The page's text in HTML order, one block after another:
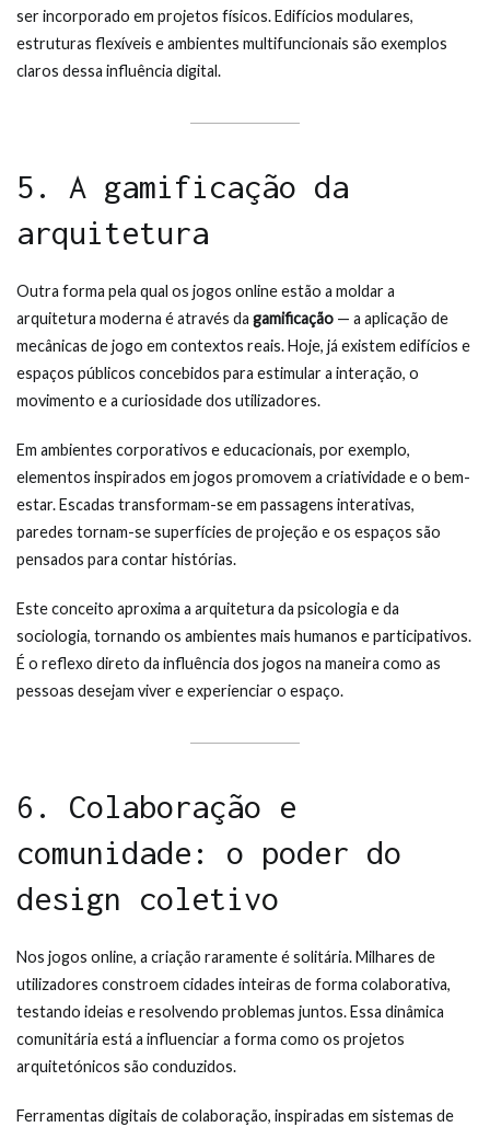
ser incorporado em projetos físicos. Edifícios modulares,
estruturas flexíveis e ambientes multifuncionais são exemplos
claros dessa influência digital.
5. A gamificação da
arquitetura
Outra forma pela qual os jogos online estão a moldar a
arquitetura moderna é através da gamificação — a aplicação de
mecânicas de jogo em contextos reais. Hoje, já existem edifícios e
espaços públicos concebidos para estimular a interação, o
movimento e a curiosidade dos utilizadores.
Em ambientes corporativos e educacionais, por exemplo,
elementos inspirados em jogos promovem a criatividade e o bem-
estar. Escadas transformam-se em passagens interativas,
paredes tornam-se superfícies de projeção e os espaços são
pensados para contar histórias.
Este conceito aproxima a arquitetura da psicologia e da
sociologia, tornando os ambientes mais humanos e participativos.
É o reflexo direto da influência dos jogos na maneira como as
pessoas desejam viver e experienciar o espaço.
6. Colaboração e
comunidade: o poder do
design coletivo
Nos jogos online, a criação raramente é solitária. Milhares de
utilizadores constroem cidades inteiras de forma colaborativa,
testando ideias e resolvendo problemas juntos. Essa dinâmica
comunitária está a influenciar a forma como os projetos
arquitetónicos são conduzidos.
Ferramentas digitais de colaboração, inspiradas em sistemas de